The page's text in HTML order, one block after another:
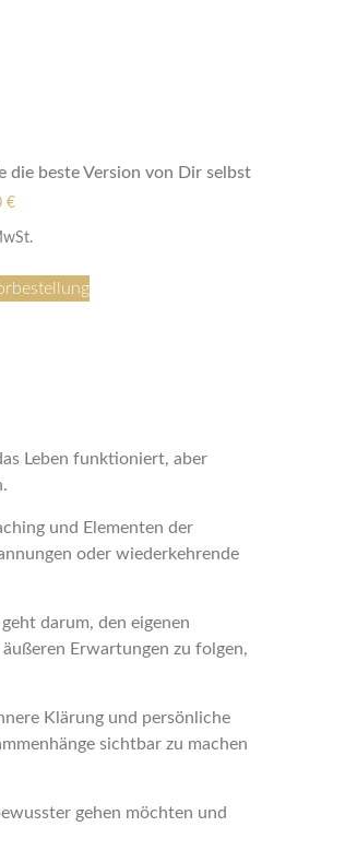
die beste Version von Dir selbst
€
Leben funktioniert, aber
und Elementen der
oder wiederkehrende
darum, den eigenen
Erwartungen zu folgen,
Klärung und persönliche
sichtbar zu machen
gehen möchten und